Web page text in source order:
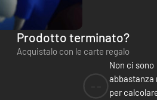
Prodotto terminato?
Acquistalo con le carte regalo
Non ci sono
abbastanza
per